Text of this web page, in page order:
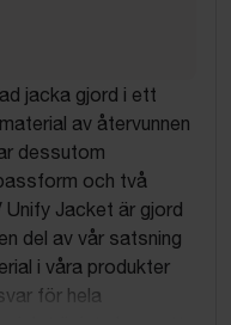
jacka gjord i ett
av återvunnen
dessutom
och två
Unify Jacket är gjord
del av vår satsning
i våra produkter
för hela